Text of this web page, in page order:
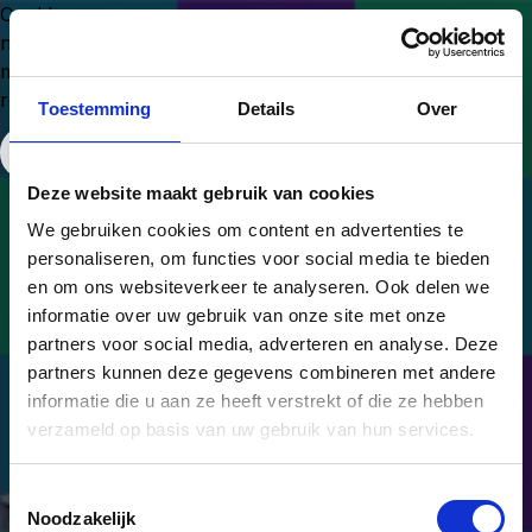
Toestemming Details Over
Deze website maakt gebruik van cookies
We gebruiken cookies om content en advertenties te
personaliseren, om functies voor social media te bieden
en om ons websiteverkeer te analyseren. Ook delen we
informatie over uw gebruik van onze site met onze
partners voor social media, adverteren en analyse. Deze
partners kunnen deze gegevens combineren met andere
informatie die u aan ze heeft verstrekt of die ze hebben
verzameld op basis van uw gebruik van hun services.
Toestemmingsselectie
Noodzakelijk
Van onderbuik naar
Could
not
make
request.